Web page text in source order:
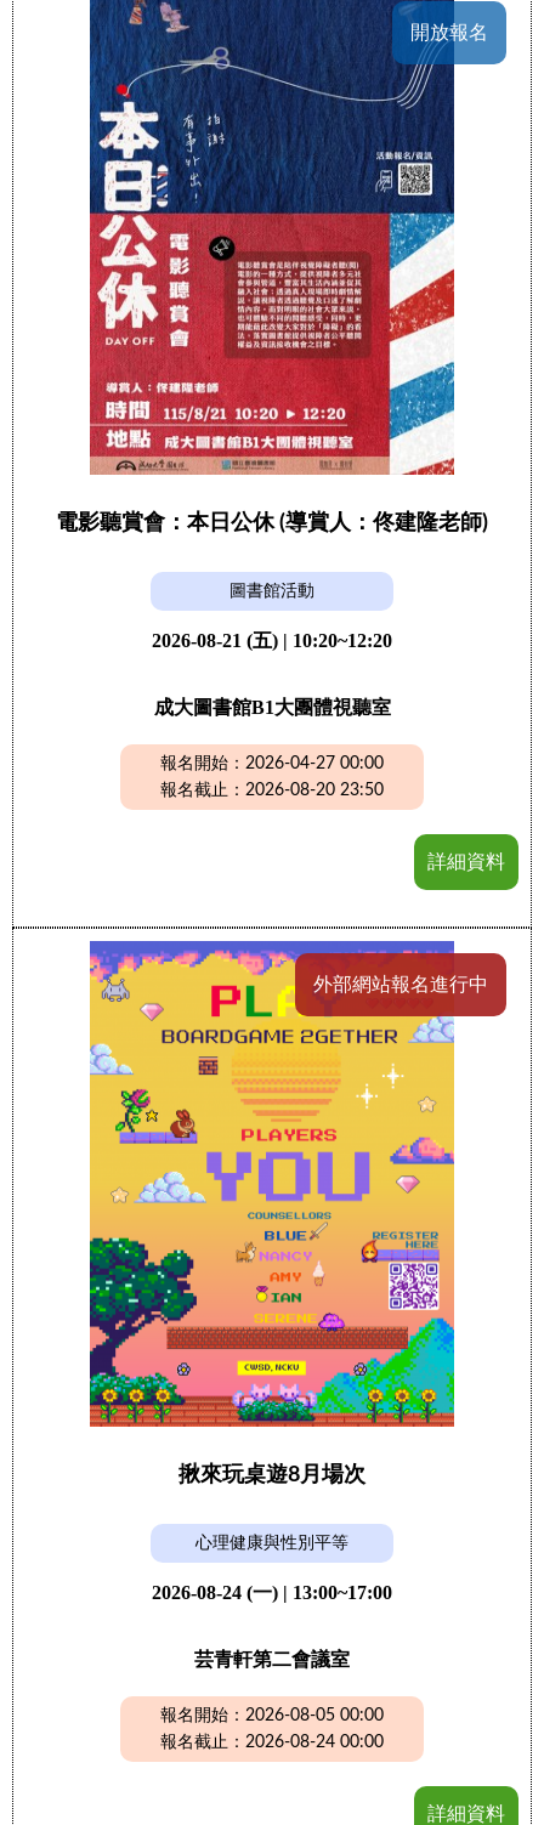
開放報名
電影聽賞會：本日公休 (導賞人：佟建隆老師)
圖書館活動
2026-08-21 (五) | 10:20~12:20
成大圖書館B1大團體視聽室
報名開始：2026-04-27 00:00
報名截止：2026-08-20 23:50
詳細資料
外部網站報名進行中
揪來玩桌遊8月場次
心理健康與性別平等
2026-08-24 (一) | 13:00~17:00
芸青軒第二會議室
報名開始：2026-08-05 00:00
報名截止：2026-08-24 00:00
詳細資料